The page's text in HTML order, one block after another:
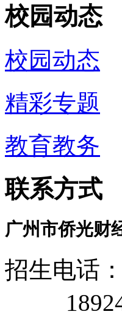
校园动态
校园动态
精彩专题
教育教务
联系方式
广州市侨光财
招生电话：